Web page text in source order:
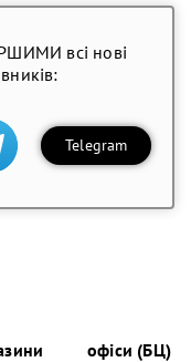
всі нові
Telegram
офіси (БЦ)